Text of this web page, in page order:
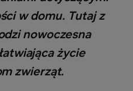
w domu. Tutaj z
nowoczesna
życie
zwierząt.